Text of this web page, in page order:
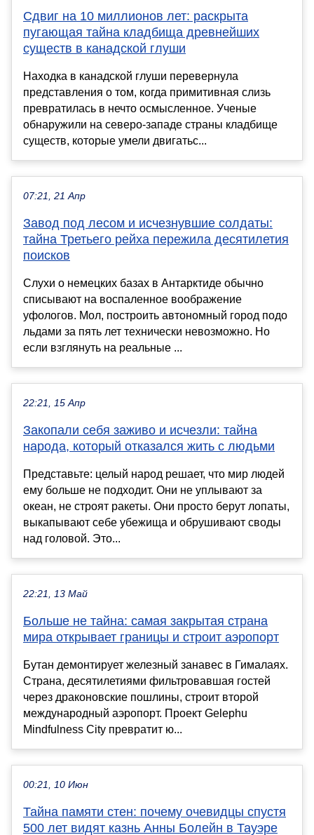
Сдвиг на 10 миллионов лет: раскрыта
пугающая тайна кладбища древнейших
существ в канадской глуши
Находка в канадской глуши перевернула
представления о том, когда примитивная слизь
превратилась в нечто осмысленное. Ученые
обнаружили на северо-западе страны кладбище
существ, которые умели двигатьс...
07:21, 21 Апр
Завод под лесом и исчезнувшие солдаты:
тайна Третьего рейха пережила десятилетия
поисков
Слухи о немецких базах в Антарктиде обычно
списывают на воспаленное воображение
уфологов. Мол, построить автономный город подо
льдами за пять лет технически невозможно. Но
если взглянуть на реальные ...
22:21, 15 Апр
Закопали себя заживо и исчезли: тайна
народа, который отказался жить с людьми
Представьте: целый народ решает, что мир людей
ему больше не подходит. Они не уплывают за
океан, не строят ракеты. Они просто берут лопаты,
выкапывают себе убежища и обрушивают своды
над головой. Это...
22:21, 13 Май
Больше не тайна: самая закрытая страна
мира открывает границы и строит аэропорт
Бутан демонтирует железный занавес в Гималаях.
Страна, десятилетиями фильтровавшая гостей
через драконовские пошлины, строит второй
международный аэропорт. Проект Gelephu
Mindfulness City превратит ю...
00:21, 10 Июн
Тайна памяти стен: почему очевидцы спустя
500 лет видят казнь Анны Болейн в Тауэре